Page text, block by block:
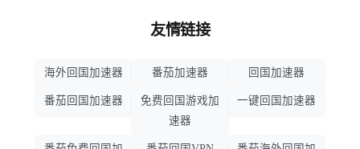
友情链接
海外回国加速器 番茄加速器 回国加速器
番茄回国加速器
免费回国游戏加
速器
一键回国加速器